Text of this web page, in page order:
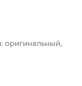
оригинальный,